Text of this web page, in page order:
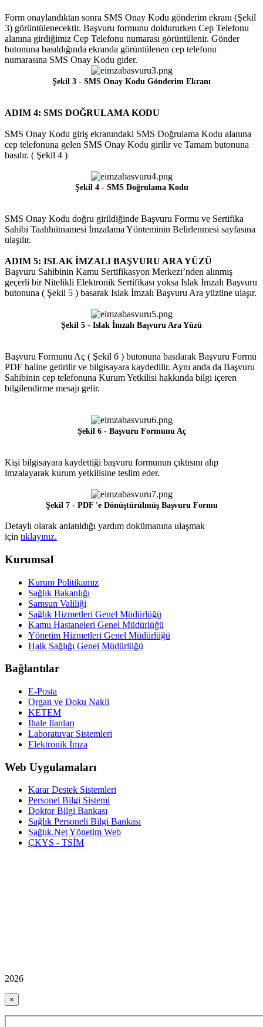
Form onaylandıktan sonra SMS Onay Kodu gönderim ekranı (Şekil
3) görüntülenecektir. Başvuru formunu doldururken Cep Telefonu
alanına girdiğimiz Cep Telefonu numarası görüntülenir. Gönder
butonuna basıldığında ekranda görüntülenen cep telefonu
numarasına SMS Onay Kodu gider.
Şekil 3 - SMS Onay Kodu Gönderim Ekranı
ADIM 4: SMS DOĞRULAMA KODU
SMS Onay Kodu giriş ekranındaki SMS Doğrulama Kodu alanına
cep telefonuna gelen SMS Onay Kodu girilir ve Tamam butonuna
basılır. ( Şekil 4 )
Şekil 4 - SMS Doğrulama Kodu
SMS Onay Kodu doğru girildiğinde Başvuru Formu ve Sertifika
Sahibi Taahhütnamesi İmzalama Yönteminin Belirlenmesi sayfasına
ulaşılır.
ADIM 5: ISLAK İMZALI BAŞVURU ARA YÜZÜ
Başvuru Sahibinin Kamu Sertifikasyon Merkezi’nden alınmış
geçerli bir Nitelikli Elektronik Sertifikası yoksa Islak İmzalı Başvuru
butonuna ( Şekil 5 ) basarak Islak İmzalı Başvuru Ara yüzüne ulaşır.
Şekil 5 - Islak İmzalı Başvuru Ara Yüzü
Başvuru Formunu Aç ( Şekil 6 ) butonuna basılarak Başvuru Formu
PDF haline getirilir ve bilgisayara kaydedilir. Aynı anda da Başvuru
Sahibinin cep telefonuna Kurum Yetkilisi hakkında bilgi içeren
bilgilendirme mesajı gelir.
Şekil 6 - Başvuru Formunu Aç
Kişi bilgisayara kaydettiği başvuru formunun çıktısını alıp
imzalayarak kurum yetkilisine teslim eder.
Şekil 7 - PDF 'e Dönüştürülmüş Başvuru Formu
Detaylı olarak anlatıldığı yardım dokümanına ulaşmak
için tıklayınız.
Kurumsal
Kurum Politikamız
Sağlık Bakanlığı
Samsun Valiliği
Sağlık Hizmetleri Genel Müdürlüğü
Kamu Hastaneleri Genel Müdürlüğü
Yönetim Hizmetleri Genel Müdürlüğü
Halk Sağlığı Genel Müdürlüğü
Bağlantılar
E-Posta
Organ ve Doku Nakli
KETEM
İhale İlanları
Laboratuvar Sistemleri
Elektronik İmza
Web Uygulamaları
Karar Destek Sistemleri
Personel Bilgi Sistemi
Doktor Bilgi Bankası
Sağlık Personeli Bilgi Bankası
Sağlık.Net Yönetim Web
ÇKYS - TSİM
2026
×